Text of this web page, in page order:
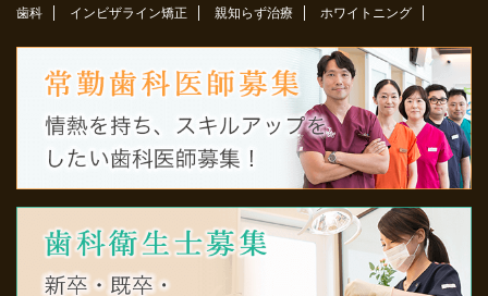
歯科
インビザライン矯正 親知らず治療 ホワイトニング